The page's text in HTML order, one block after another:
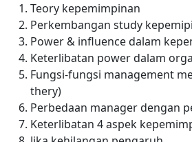
Teory kepemimpinan
Perkembangan study
Power & influence dalam
Keterlibatan power dalam
Fungsi-fungsi management
thery)
Perbedaan manager dengan
Keterlibatan 4 aspek